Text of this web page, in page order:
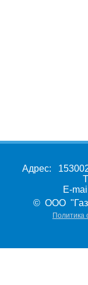
Адрес:
E-
© ООО
Политика